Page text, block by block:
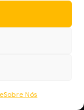
Sobre Nós
“Toy Story 2”.
“Lady Bird”,
no Rotten
a pontuação de